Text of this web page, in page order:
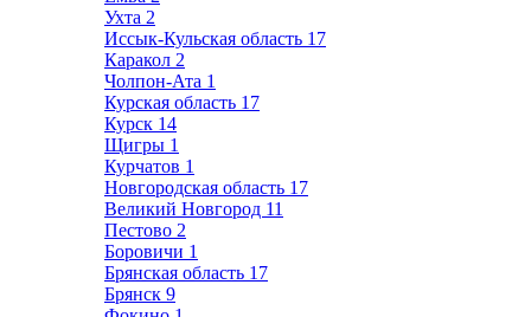
Ухта 2
Иссык-Кульская область 17
Каракол 2
Чолпон-Ата 1
Курская область 17
Курск 14
Щигры 1
Курчатов 1
Новгородская область 17
Великий Новгород 11
Пестово 2
Боровичи 1
Брянская область 17
Брянск 9